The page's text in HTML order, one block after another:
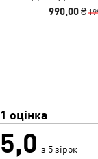
Flared
990,00 ₴
1 оцінка
5,0 з 5 зірок